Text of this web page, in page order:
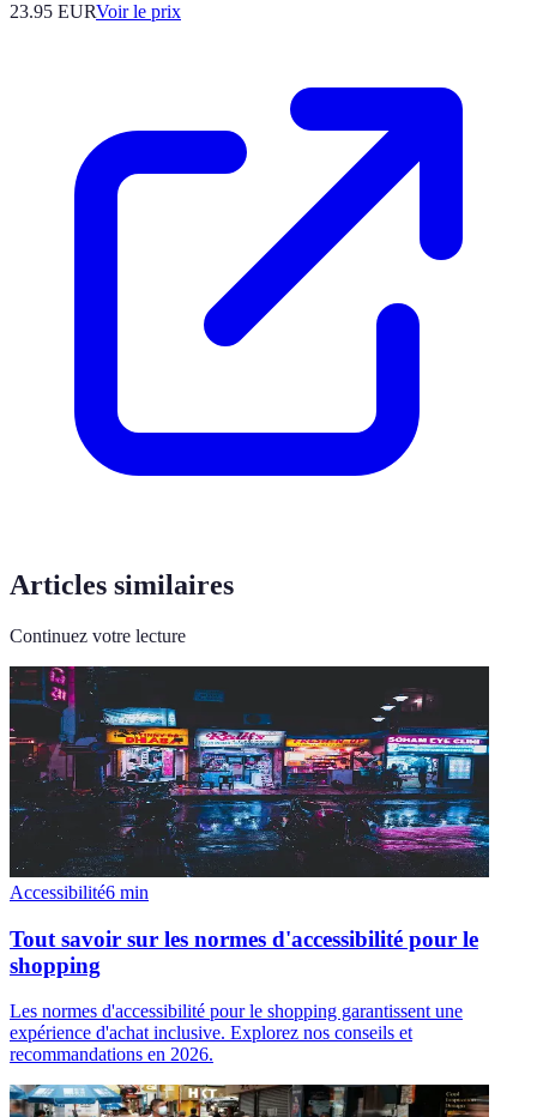
23.95 EURVoir le prix
Articles similaires
Continuez votre lecture
Accessibilité6 min
Tout savoir sur les normes d'accessibilité pour le
shopping
Les normes d'accessibilité pour le shopping garantissent une
expérience d'achat inclusive. Explorez nos conseils et
recommandations en 2026.